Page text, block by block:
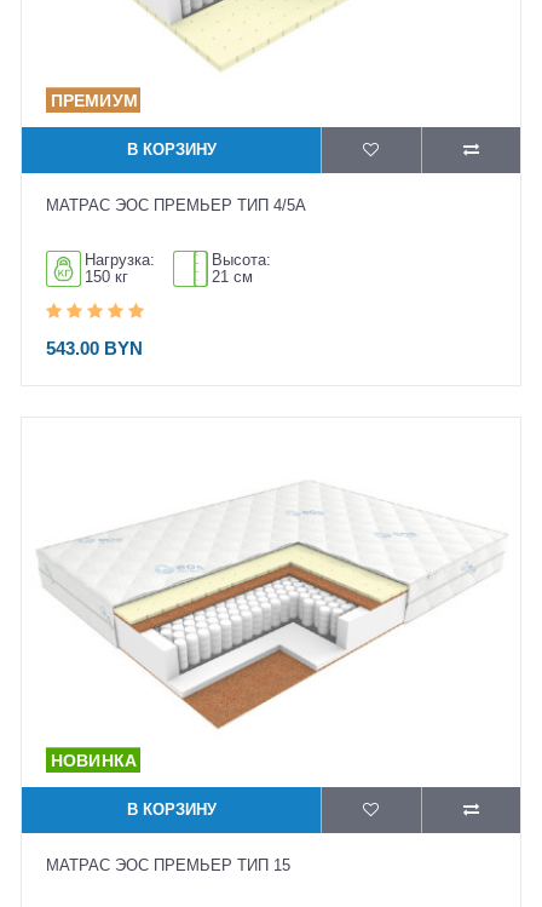
В КОРЗИНУ
МАТРАС ЭОС ПРЕМЬЕР ТИП 4/5А
Нагрузка:
150 кг
Высота:
21 см
543.00 BYN
В КОРЗИНУ
МАТРАС ЭОС ПРЕМЬЕР ТИП 15